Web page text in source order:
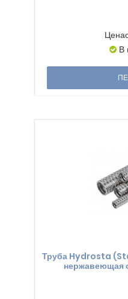
Цена
В
Труба Hydrosta
нержавеющая